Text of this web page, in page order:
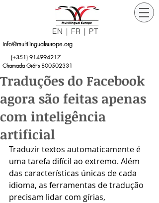
EN | FR | PT
info@multilingualeurope.org
(+351) 914994217
Chamada Grátis 800502331
Traduções do Facebook
agora são feitas apenas
com inteligência
artificial
Traduzir textos automaticamente é
uma tarefa difícil ao extremo. Além
das características únicas de cada
idioma, as ferramentas de tradução
precisam lidar com gírias,